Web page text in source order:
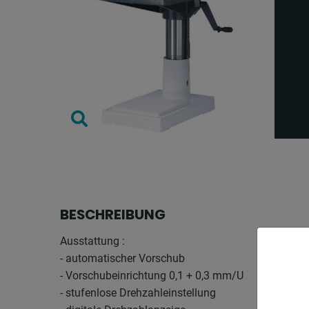
BESCHREIBUNG
Ausstattung :
- automatischer Vorschub
- Vorschubeinrichtung 0,1 + 0,3 mm/U
- stufenlose Drehzahleinstellung